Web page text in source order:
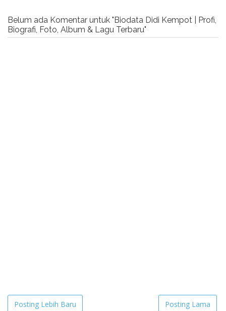
Belum ada Komentar untuk "Biodata Didi Kempot | Profi,
Biografi, Foto, Album & Lagu Terbaru"
Posting Lebih Baru Posting Lama